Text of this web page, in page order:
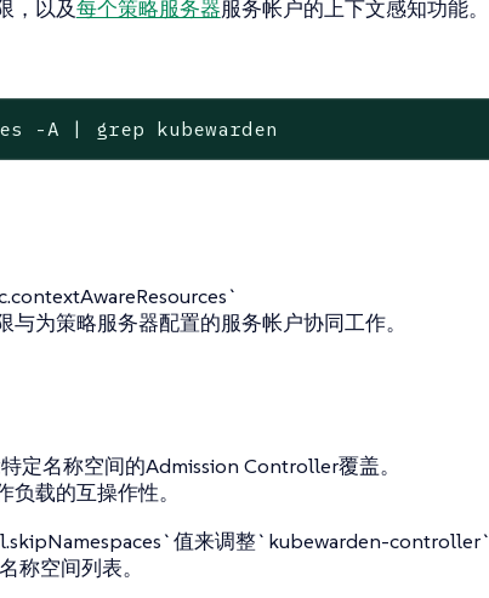
，以及每个策略服务器服务帐户的上下文感知功能。
-A | grep kubewarden
为策略服务器配置的服务帐户协同工作。
定名称空间的Admission Controller覆盖。
载的互操作性。
值来调整`kubewarden-controller`
空间列表。